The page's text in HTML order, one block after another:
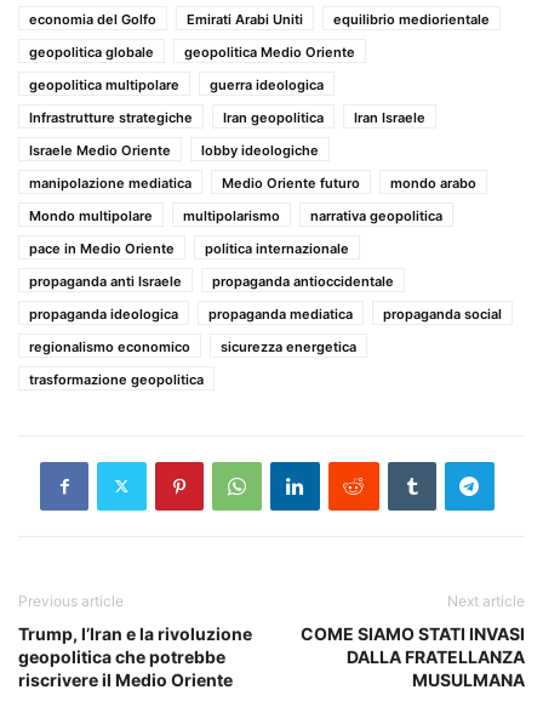
economia del Golfo
Emirati Arabi Uniti
equilibrio mediorientale
geopolitica globale
geopolitica Medio Oriente
geopolitica multipolare
guerra ideologica
Infrastrutture strategiche
Iran geopolitica
Iran Israele
Israele Medio Oriente
lobby ideologiche
manipolazione mediatica
Medio Oriente futuro
mondo arabo
Mondo multipolare
multipolarismo
narrativa geopolitica
pace in Medio Oriente
politica internazionale
propaganda anti Israele
propaganda antioccidentale
propaganda ideologica
propaganda mediatica
propaganda social
regionalismo economico
sicurezza energetica
trasformazione geopolitica
Previous article
Trump, l’Iran e la rivoluzione
geopolitica che potrebbe
riscrivere il Medio Oriente
Next article
COME SIAMO STATI INVASI
DALLA FRATELLANZA
MUSULMANA